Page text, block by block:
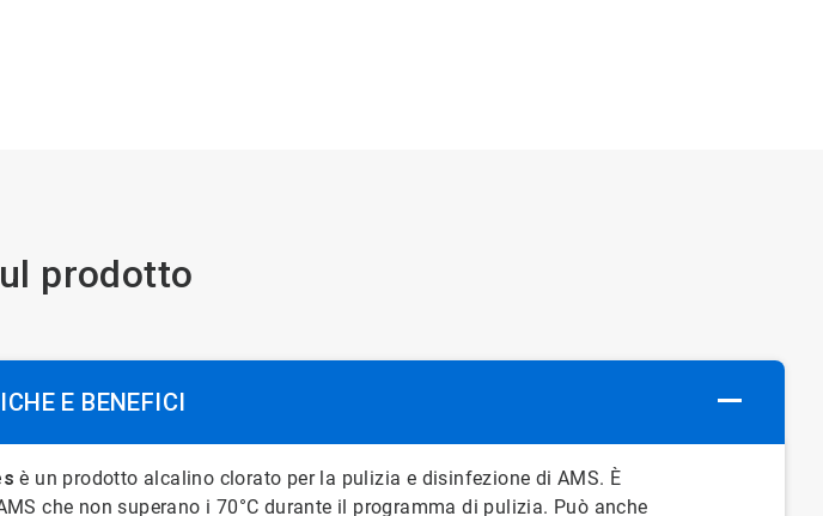
prodotto
E BENEFICI
è un prodotto alcalino clorato per la pulizia e disinfezione di AMS. È
che non superano i 70°C durante il programma di pulizia. Può anche